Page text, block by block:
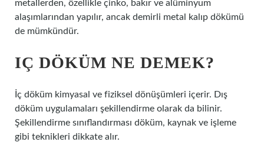
metallerden, özellikle çinko, bakır ve alüminyum
alaşımlarından yapılır, ancak demirli metal kalıp dökümü
de mümkündür.
IÇ DÖKÜM NE DEMEK?
İç döküm kimyasal ve fiziksel dönüşümleri içerir. Dış
döküm uygulamaları şekillendirme olarak da bilinir.
Şekillendirme sınıflandırması döküm, kaynak ve işleme
gibi teknikleri dikkate alır.